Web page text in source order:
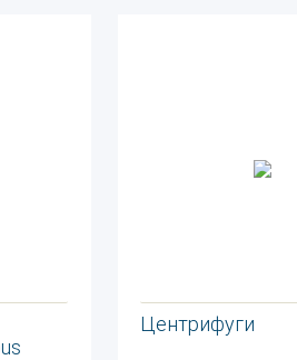
Центрифуги